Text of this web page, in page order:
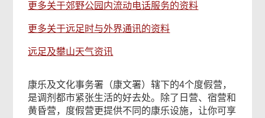
更多关于郊野公园内流动电话服务的资料
更多关于远足时与外界通讯的资料
远足及攀山天气资讯
康乐及文化事务署（康文署）辖下的4个度假营，
是调剂都市紧张生活的好去处。除了日营、宿营和
黄昏营，度假营更提供不同的康乐设施，让你可享